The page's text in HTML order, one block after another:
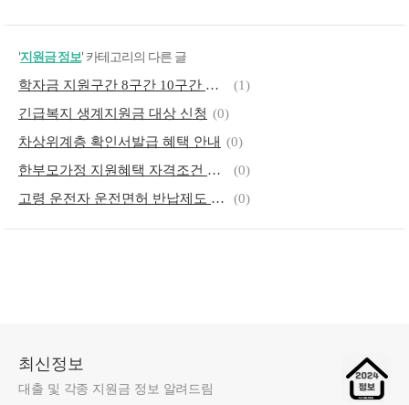
'지원금 정보' 카테고리의 다른 글
학자금 지원구간 8구간 10구간 산정
(1)
긴급복지 생계지원금 대상 신청 (0)
차상위계층 확인서발급 혜택 안내 (0)
한부모가정 지원혜택 자격조건 신청방법
(0)
고령 운전자 운전면허 반납제도 인천시 인천사랑상품권 지원
(0)
최신정보
대출 및 각종 지원금 정보 알려드림